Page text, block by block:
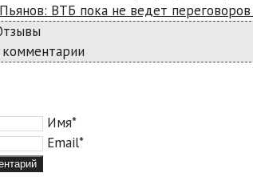
Пьянов: ВТБ пока не ведет
Имя*
Email*